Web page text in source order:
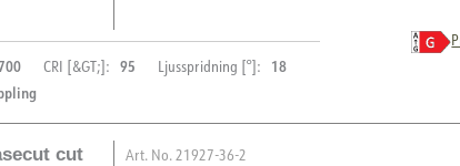
Max. last per kurs - B16
Max. last per kurs - C16
CRI [&GT;]: 95 Ljusspridning [°]: 18
cut
Art. No. 21927-36-2